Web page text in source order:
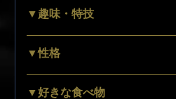
▼趣味・特技
▼性格
▼好きな食べ物